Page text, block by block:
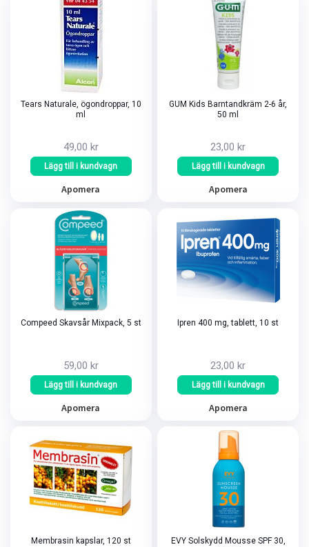
Tears Naturale, ögondroppar, 10
ml
49,00 kr
Lägg till i kundvagn
Apomera
GUM Kids Barntandkräm 2-6 år,
50 ml
23,00 kr
Lägg till i kundvagn
Apomera
Compeed Skavsår Mixpack, 5 st
59,00 kr
Lägg till i kundvagn
Apomera
Ipren 400 mg, tablett, 10 st
23,00 kr
Lägg till i kundvagn
Apomera
Membrasin kapslar, 120 st
EVY Solskydd Mousse SPF 30,